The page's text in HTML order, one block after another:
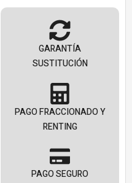
GARANTÍA
SUSTITUCIÓN
PAGO FRACCIONADO Y
RENTING
PAGO SEGURO